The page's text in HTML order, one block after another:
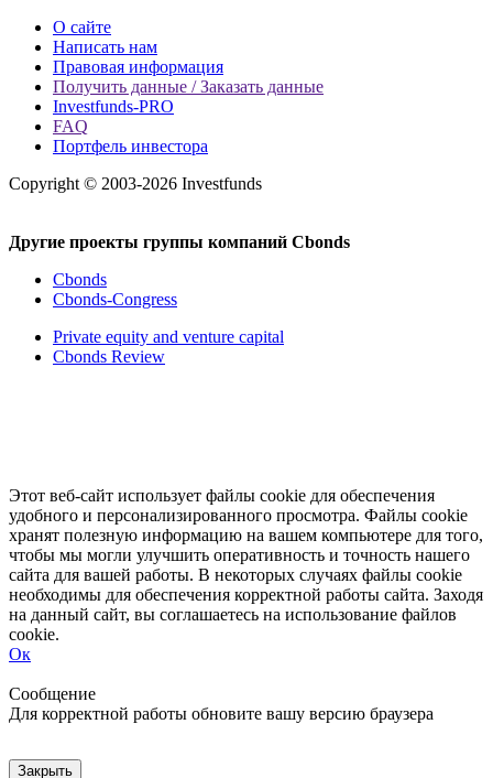
О сайте
Написать нам
Правовая информация
Получить данные / Заказать данные
Investfunds-PRO
FAQ
Портфель инвестора
Copyright © 2003-2026 Investfunds
Другие проекты группы компаний Cbonds
Cbonds
Cbonds-Congress
Private equity and venture capital
Cbonds Review
Этот веб-сайт использует файлы cookie для обеспечения
удобного и персонализированного просмотра. Файлы cookie
хранят полезную информацию на вашем компьютере для того,
чтобы мы могли улучшить оперативность и точность нашего
сайта для вашей работы. В некоторых случаях файлы cookie
необходимы для обеспечения корректной работы сайта. Заходя
на данный сайт, вы соглашаетесь на использование файлов
cookie.
Ок
Сообщение
Для корректной работы обновите вашу версию браузера
Закрыть